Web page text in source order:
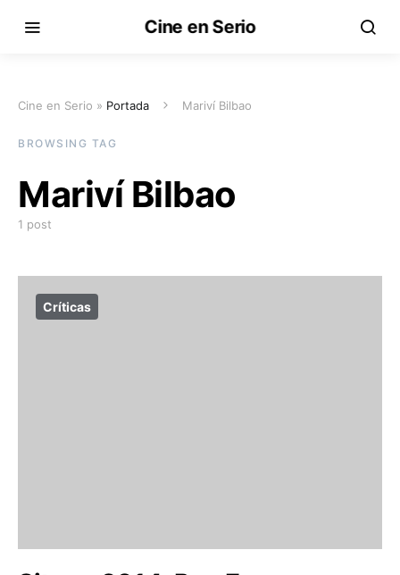
Cine en Serio
Cine en Serio » Portada Mariví Bilbao
BROWSING TAG
Mariví Bilbao
1 post
Críticas